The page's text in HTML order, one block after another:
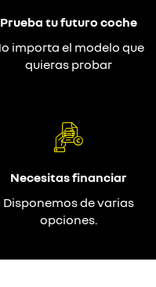
Prueba tu futuro coche
importa el modelo que
quieras probar
Necesitas financiar
Disponemos de varias
opciones.